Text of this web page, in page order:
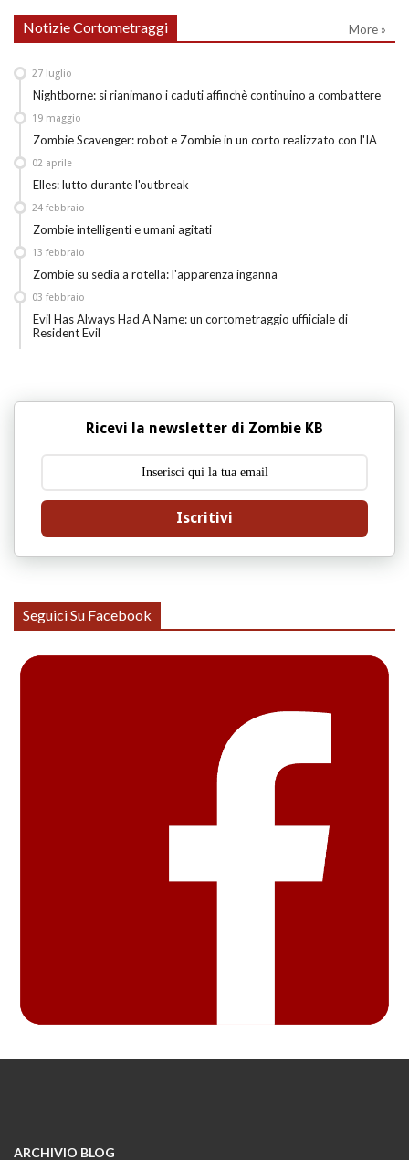
Notizie Cortometraggi More »
Nightborne: si rianimano i caduti affinchè continuino a combattere
27 luglio
Zombie Scavenger: robot e Zombie in un corto realizzato con l'IA
19 maggio
Elles: lutto durante l'outbreak
02 aprile
Zombie intelligenti e umani agitati
24 febbraio
Zombie su sedia a rotella: l'apparenza inganna
13 febbraio
Evil Has Always Had A Name: un cortometraggio uffiiciale di
Resident Evil
03 febbraio
Ricevi la newsletter di Zombie KB
Iscritivi
Seguici Su Facebook
ARCHIVIO BLOG